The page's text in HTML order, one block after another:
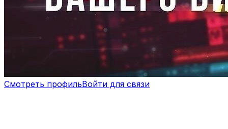
Смотреть профильВойти для связи